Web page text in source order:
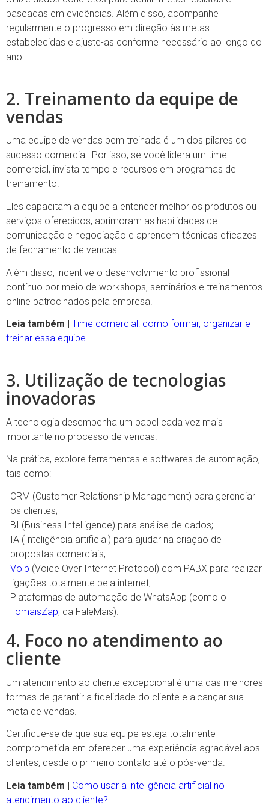
baseadas em evidências. Além disso, acompanhe
regularmente o progresso em direção às metas
estabelecidas e ajuste-as conforme necessário ao longo do
ano.
2. Treinamento da equipe de
vendas
Uma equipe de vendas bem treinada é um dos pilares do
sucesso comercial. Por isso, se você lidera um time
comercial, invista tempo e recursos em programas de
treinamento.
Eles capacitam a equipe a entender melhor os produtos ou
serviços oferecidos, aprimoram as habilidades de
comunicação e negociação e aprendem técnicas eficazes
de fechamento de vendas.
Além disso, incentive o desenvolvimento profissional
contínuo por meio de workshops, seminários e treinamentos
online patrocinados pela empresa.
Leia também |
Time comercial: como formar, organizar e
treinar essa equipe
3. Utilização de tecnologias
inovadoras
A tecnologia desempenha um papel cada vez mais
importante no processo de vendas.
Na prática, explore ferramentas e softwares de automação,
tais como:
CRM (Customer Relationship Management) para gerenciar
os clientes;
BI (Business Intelligence) para análise de dados;
IA (Inteligência artificial) para ajudar na criação de
propostas comerciais;
Voip (Voice Over Internet Protocol) com PABX para realizar
ligações totalmente pela internet;
Plataformas de automação de WhatsApp (como o
TomaisZap, da FaleMais).
4. Foco no atendimento ao
cliente
Um atendimento ao cliente excepcional é uma das melhores
formas de garantir a fidelidade do cliente e alcançar sua
meta de vendas.
Certifique-se de que sua equipe esteja totalmente
comprometida em oferecer uma experiência agradável aos
clientes, desde o primeiro contato até o pós-venda.
Leia também | Como usar a inteligência artificial no
atendimento ao cliente?